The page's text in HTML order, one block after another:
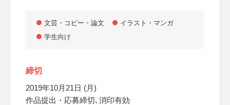
文芸・コピー・論文
イラスト・マンガ
学生向け
締切
2019年10月21日 (月)
作品提出・応募締切､消印有効